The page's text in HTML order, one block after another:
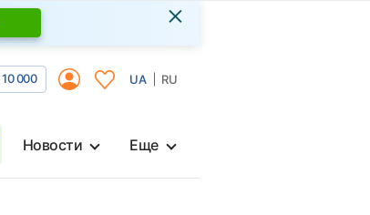
×
10 000 UA RU
Новости Еще